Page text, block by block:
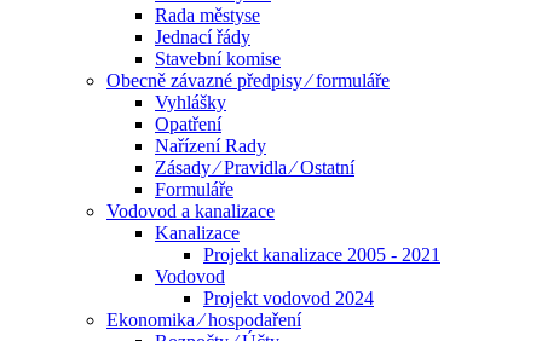
Rada městyse
Jednací řády
Stavební komise
Obecně závazné předpisy ⁄ formuláře
Vyhlášky
Opatření
Nařízení Rady
Zásady ⁄ Pravidla ⁄ Ostatní
Formuláře
Vodovod a kanalizace
Kanalizace
Projekt kanalizace 2005 - 2021
Vodovod
Projekt vodovod 2024
Ekonomika ⁄ hospodaření